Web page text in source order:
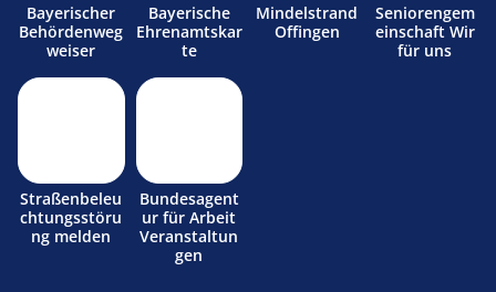
Bayerischer
Behördenweg
weiser
Bayerische
Ehrenamtskar
te
Mindelstrand
Offingen
Seniorengem
einschaft Wir
für uns
Straßenbeleu
chtungsstöru
ng melden
Bundesagent
ur für Arbeit
Veranstaltun
gen